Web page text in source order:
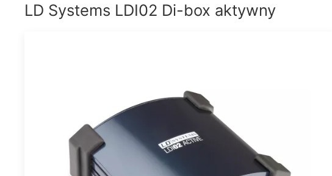
LD Systems LDI02 Di-box aktywny